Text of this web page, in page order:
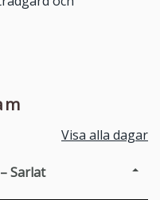
Visa alla dagar
Sarlat